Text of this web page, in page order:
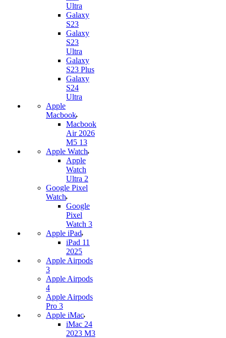
Ultra
Galaxy
S23
Galaxy
S23
Ultra
Galaxy
S23 Plus
Galaxy
S24
Ultra
Apple
Macbook
Macbook
Air 2026
M5 13
Apple Watch
Apple
Watch
Ultra 2
Google Pixel
Watch
Google
Pixel
Watch 3
Apple iPad
iPad 11
2025
Apple Airpods
3
Apple Airpods
4
Apple Airpods
Pro 3
Apple iMac
iMac 24
2023 M3